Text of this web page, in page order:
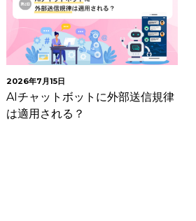
2026年7月15日
AIチャットボットに外部送信規律
は適用される？